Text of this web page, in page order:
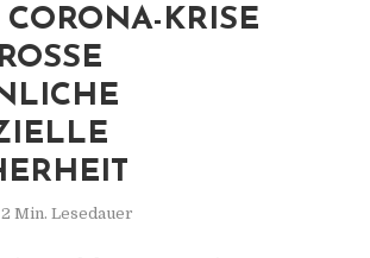
KRISE
P
F
U
2 Min. Lesedauer